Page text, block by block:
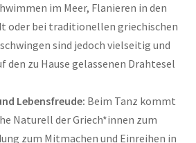
im Meer, Flanieren in den
oder bei traditionellen griechischen
sind jedoch vielseitig und
den zu Hause gelassenen Drahtesel
Lebensfreude: Beim Tanz kommt
Naturell der Griech*innen zum
zum Mitmachen und Einreihen in